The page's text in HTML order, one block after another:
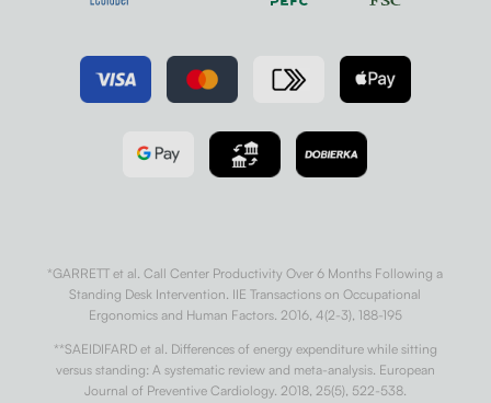
*GARRETT et al. Call Center Productivity Over 6 Months Following a
Standing Desk Intervention. IIE Transactions on Occupational
Ergonomics and Human Factors. 2016, 4(2-3), 188-195
**SAEIDIFARD et al. Differences of energy expenditure while sitting
versus standing: A systematic review and meta-analysis. European
Journal of Preventive Cardiology. 2018, 25(5), 522-538.